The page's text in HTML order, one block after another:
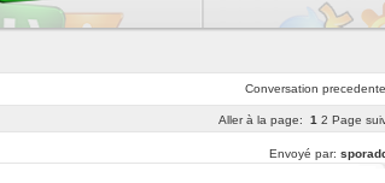
Conversation precedente
Aller à la page: 1 2 Page
Envoyé par: